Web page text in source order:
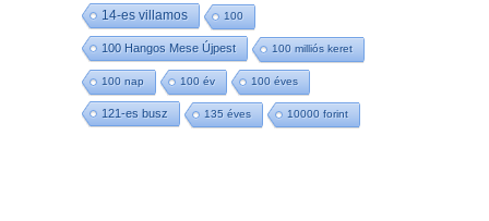
14-es villamos 100
100 Hangos Mese Újpest 100 milliós keret
100 nap 100 év 100 éves
121-es busz 135 éves 10000 forint